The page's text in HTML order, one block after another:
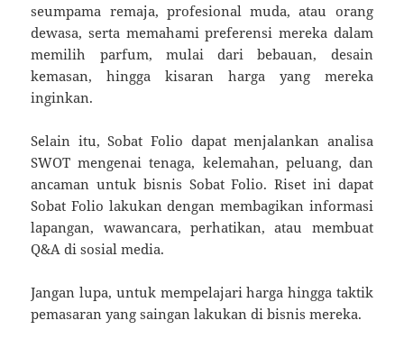
seumpama remaja, profesional muda, atau orang
dewasa, serta memahami preferensi mereka dalam
memilih parfum, mulai dari bebauan, desain
kemasan, hingga kisaran harga yang mereka
inginkan.
Selain itu, Sobat Folio dapat menjalankan analisa
SWOT mengenai tenaga, kelemahan, peluang, dan
ancaman untuk bisnis Sobat Folio. Riset ini dapat
Sobat Folio lakukan dengan membagikan informasi
lapangan, wawancara, perhatikan, atau membuat
Q&A di sosial media.
Jangan lupa, untuk mempelajari harga hingga taktik
pemasaran yang saingan lakukan di bisnis mereka.